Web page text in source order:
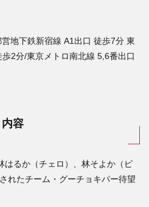
地下鉄新宿線 A1出口 徒歩7分 東
2分/東京メトロ南北線 5,6番出口
内容
はるか（チェロ）、林そよか（ピ
れたチーム・グーチョキパー待望